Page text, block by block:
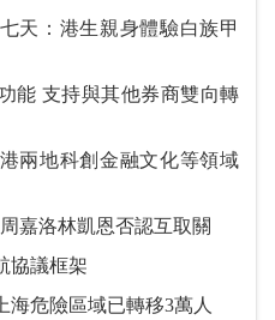
天：港生親身體驗白族甲
能 支持與其他券商雙向轉
兩地科創金融文化等領域
嘉洛林凱恩否認互取關
協議框架
危險區域已轉移3萬人